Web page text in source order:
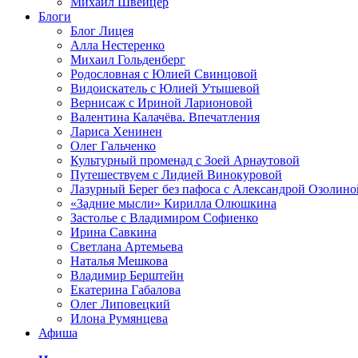
Блоги
Блог Лицея
Алла Нестеренко
Михаил Гольденберг
Родословная с Юлией Свинцовой
Видоискатель с Юлией Утышевой
Вернисаж с Ириной Ларионовой
Валентина Калачёва. Впечатления
Лариса Хенинен
Олег Гальченко
Культурный променад с Зоей Арнаутовой
Путешествуем с Лидией Винокуровой
Лазурный Берег без пафоса с Александрой
«Задние мысли» Кирилла Олюшкина
Застолье с Владимиром Софиенко
Ирина Савкина
Светлана Артемьева
Наталья Мешкова
Владимир Берштейн
Екатерина Габалова
Олег Липовецкий
Илона Румянцева
Афиша